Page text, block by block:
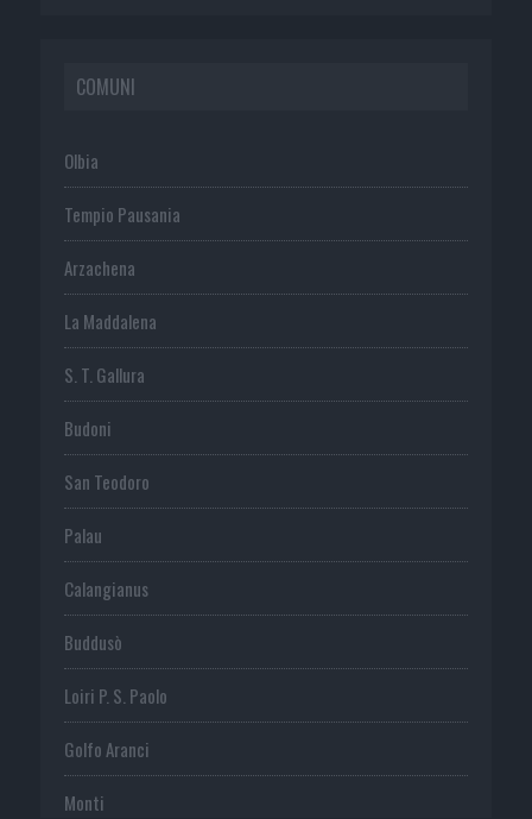
COMUNI
Olbia
Tempio Pausania
Arzachena
La Maddalena
S. T. Gallura
Budoni
San Teodoro
Palau
Calangianus
Buddusò
Loiri P. S. Paolo
Golfo Aranci
Monti